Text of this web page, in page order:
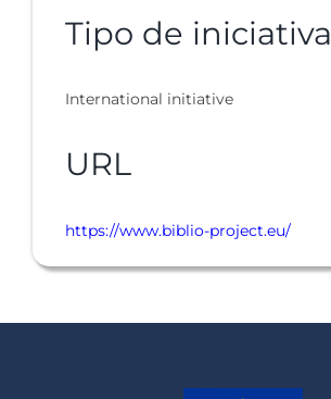
Tipo de iniciativa
International initiative
URL
https://www.biblio-project.eu/